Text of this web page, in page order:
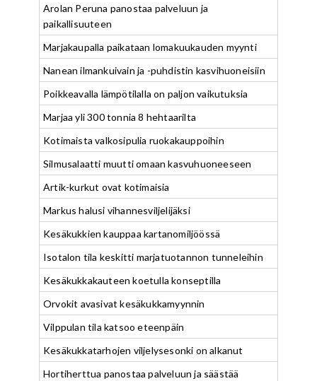
Arolan Peruna panostaa palveluun ja
paikallisuuteen
Marjakaupalla paikataan lomakuukauden myynti
Nanean ilmankuivain ja -puhdistin kasvihuoneisiin
Poikkeavalla lämpötilalla on paljon vaikutuksia
Marjaa yli 300 tonnia 8 hehtaarilta
Kotimaista valkosipulia ruokakauppoihin
Silmusalaatti muutti omaan kasvuhuoneeseen
Artik-kurkut ovat kotimaisia
Markus halusi vihannesviljelijäksi
Kesäkukkien kauppaa kartanomiljöössä
Isotalon tila keskitti marjatuotannon tunneleihin
Kesäkukkakauteen koetulla konseptilla
Orvokit avasivat kesäkukkamyynnin
Vilppulan tila katsoo eteenpäin
Kesäkukkatarhojen viljelysesonki on alkanut
Hortiherttua panostaa palveluun ja säästää